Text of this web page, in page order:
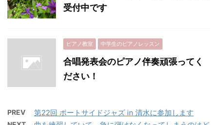
受付中です
ピアノ教室 中学生のピアノレッスン
合唱発表会のピアノ伴奏頑張ってく
ださい！
PREV 第22回 ポートサイドジャズ in 清水に参加します